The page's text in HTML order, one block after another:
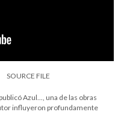
SOURCE FILE
Azul..., una de las obras
influyeron profundamente